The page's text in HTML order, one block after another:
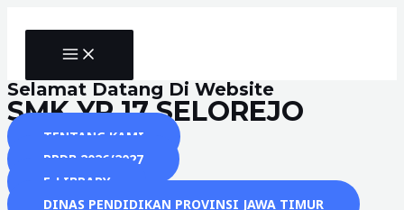
MAIN
MENU
Selamat Datang Di Website
SMK YP 17 SELOREJO
TENTANG KAMI
PPDB 2026/2027
E-LIBRARY
DINAS PENDIDIKAN PROVINSI JAWA TIMUR